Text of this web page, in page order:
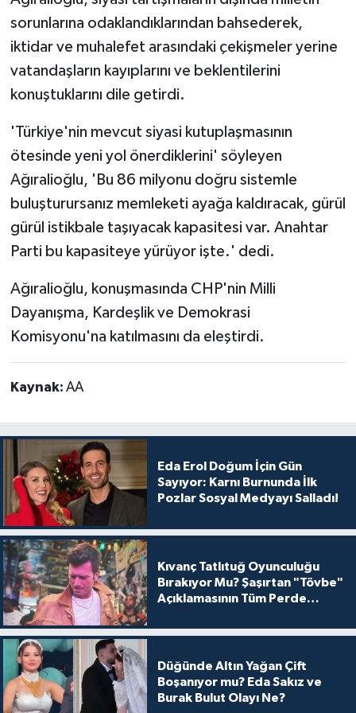
sorunlarına odaklandıklarından bahsederek,
iktidar ve muhalefet arasındaki çekişmeler yerine
vatandaşların kayıplarını ve beklentilerini
konuştuklarını dile getirdi.
'Türkiye'nin mevcut siyasi kutuplaşmasının
ötesinde yeni yol önerdiklerini' söyleyen
Ağıralioğlu, 'Bu 86 milyonu doğru sistemle
buluşturursanız memleketi ayağa kaldıracak, gürül
gürül istikbale taşıyacak kapasitesi var. Anahtar
Parti bu kapasiteye yürüyor işte.' dedi.
​​​​​​​Ağıralioğlu, konuşmasında CHP'nin Milli
Dayanışma, Kardeşlik ve Demokrasi
Komisyonu'na katılmasını da eleştirdi.
Kaynak: AA
Eda Erol Doğum İçin Gün
Sayıyor: Karnı Burnunda İlk
Pozlar Sosyal Medyayı Salladı!
Kıvanç Tatlıtuğ Oyunculuğu
Bırakıyor Mu? Şaşırtan "Tövbe"
Açıklamasının Tüm Perde
Düğünde Altın Yağan Çift
Boşanıyor mu? Eda Sakız ve
Burak Bulut Olayı Ne?